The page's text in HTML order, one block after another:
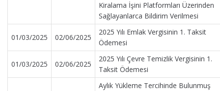
Kiralama İşini Platformları Üzerinden
Sağlayanlarca Bildirim Verilmesi
01/03/2025 02/06/2025
2025 Yılı Emlak Vergisinin 1. Taksit
Ödemesi
01/03/2025 02/06/2025
2025 Yılı Çevre Temizlik Vergisinin 1.
Taksit Ödemesi
Aylık Yükleme Tercihinde Bulunmuş